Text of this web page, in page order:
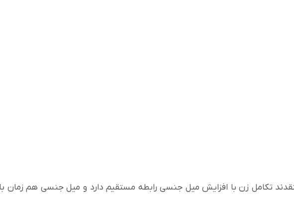
تکامل زن با افزایش میل جنسی رابطه مستقیم دارد و میل جنسی هم زمان